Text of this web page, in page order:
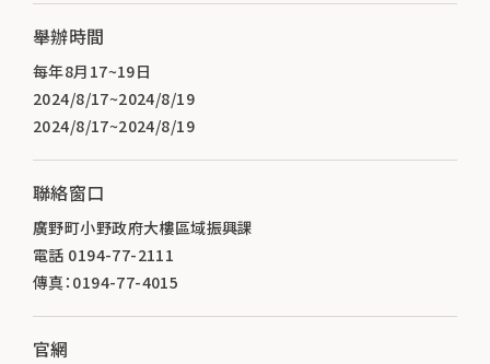
舉辦時間
每年8月17~19日
2024/8/17~2024/8/19
2024/8/17~2024/8/19
聯絡窗口
廣野町小野政府大樓區域振興課
電話 0194-77-2111
傳真：0194-77-4015
官網